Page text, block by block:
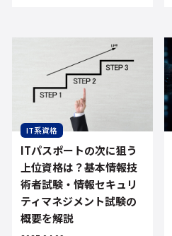
IT系資格
ITパスポートの次に狙う
上位資格は？基本情報技
術者試験・情報セキュリ
ティマネジメント試験の
概要を解説